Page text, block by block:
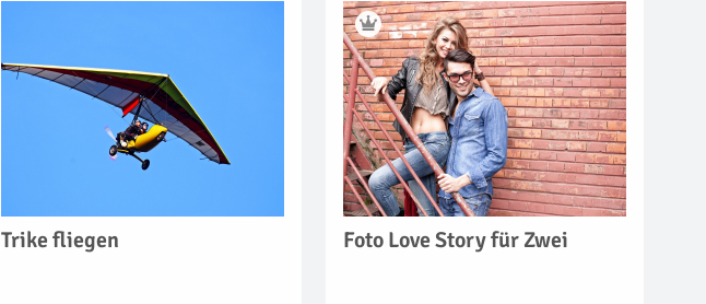
Trike fliegen Foto Love Story für Zwei